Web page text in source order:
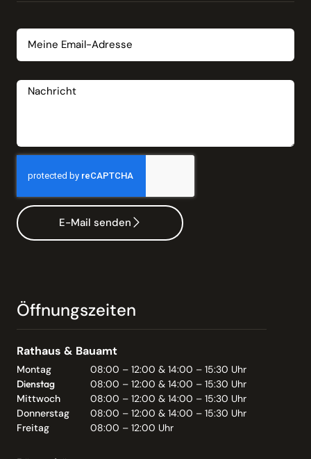
E-Mail senden
Öffnungszeiten
Rathaus & Bauamt
Montag
08:00 – 12:00 & 14:00 – 15:30 Uhr
Dienstag
08:00 – 12:00 & 14:00 – 15:30 Uhr
Mittwoch
08:00 – 12:00 & 14:00 – 15:30 Uhr
Donnerstag
08:00 – 12:00 & 14:00 – 15:30 Uhr
Freitag
08:00 – 12:00 Uhr